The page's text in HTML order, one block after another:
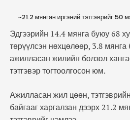
~21.2 мянган иргэний тэтгэврийг 50
Эдгээрийн 14.4 мянга буюу 68
төрүүлсэн нөхцөлөөр, 3.8 мянга
ажилласан жилийн болзол
тэтгэвэр тогтоолгосон юм.
Ажилласан жил цөөн,
байгааг харгалзан дээрх 21.2